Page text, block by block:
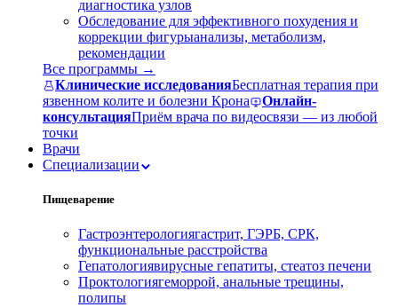
диагностика узлов
Обследование для эффективного похудения и
коррекции фигурыанализы, метаболизм,
рекомендации
Все программы →
Клинические исследованияБесплатная терапия при
язвенном колите и болезни Крона
Онлайн-
консультацияПриём врача по видеосвязи — из любой
точки
Врачи
Специализации
Пищеварение
Гастроэнтерологиягастрит, ГЭРБ, СРК,
функциональные расстройства
Гепатологиявирусные гепатиты, стеатоз печени
Проктологиягеморрой, анальные трещины,
полипы